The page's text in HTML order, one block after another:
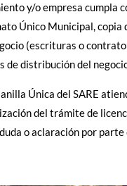
y/o empresa
Único Municipal,
(escrituras o
de distribución del
Única del SARE
del trámite de
o aclaración por